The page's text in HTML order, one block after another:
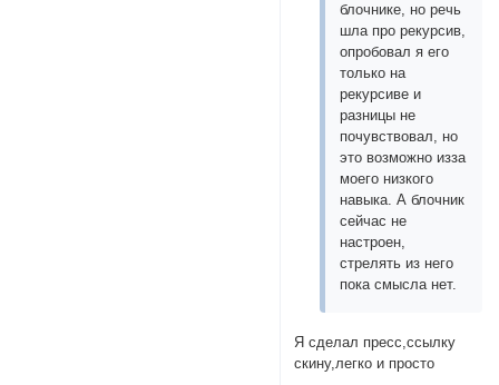
блочнике, но речь
шла про рекурсив,
опробовал я его
только на
рекурсиве и
разницы не
почувствовал, но
это возможно изза
моего низкого
навыка. А блочник
сейчас не
настроен,
стрелять из него
пока смысла нет.
Я сделал пресс,ссылку
скину,легко и просто